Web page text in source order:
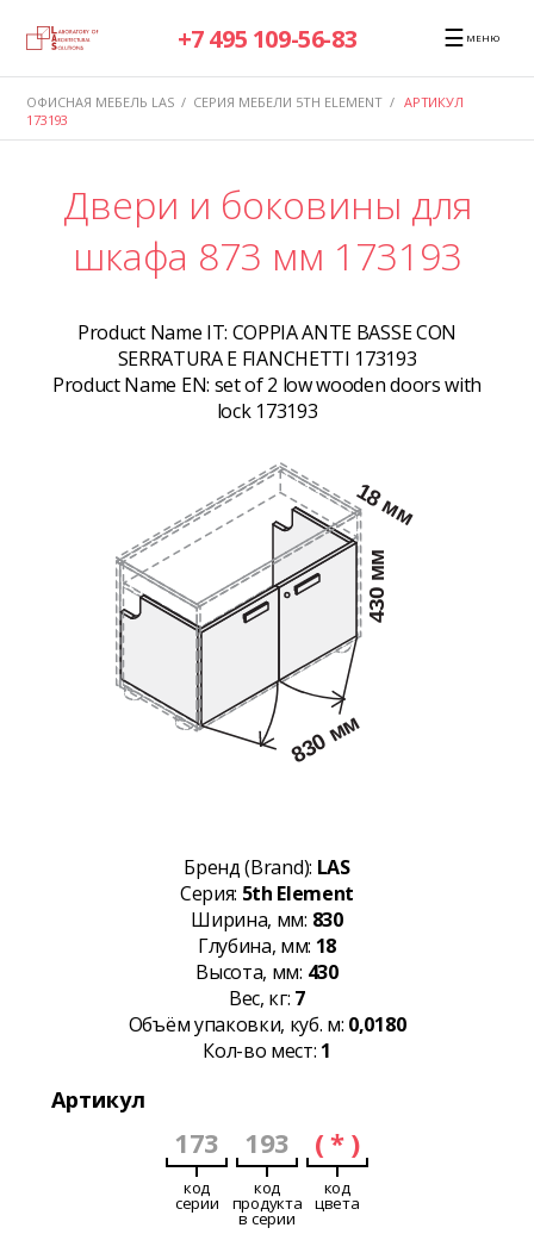
+7 495 109-56-83 ☰ МЕНЮ
ОФИСНАЯ МЕБЕЛЬ LAS / СЕРИЯ МЕБЕЛИ 5TH ELEMENT / АРТИКУЛ
173193
Двери и боковины для
шкафа 873 мм 173193
Product Name IT: COPPIA ANTE BASSE CON
SERRATURA E FIANCHETTI 173193
Product Name EN: set of 2 low wooden doors with
lock 173193
Бренд (Brand): LAS
Серия: 5th Element
Ширина, мм: 830
Глубина, мм: 18
Высота, мм: 430
Вес, кг: 7
Объём упаковки, куб. м: 0,0180
Кол-во мест: 1
Артикул
173
код
серии
193
код
продукта
в серии
( * )
код
цвета